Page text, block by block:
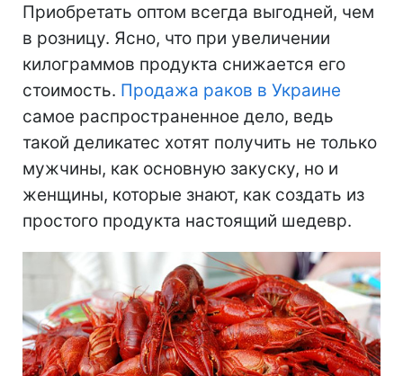
Приобретать оптом всегда выгодней, чем
в розницу. Ясно, что при увеличении
килограммов продукта снижается его
стоимость. Продажа раков в Украине
самое распространенное дело, ведь
такой деликатес хотят получить не только
мужчины, как основную закуску, но и
женщины, которые знают, как создать из
простого продукта настоящий шедевр.